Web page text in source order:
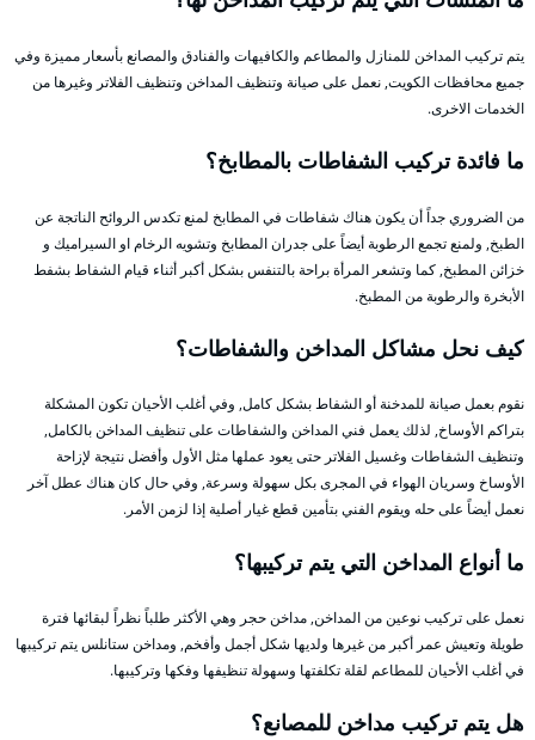
يتم تركيب المداخن للمنازل والمطاعم والكافيهات والفنادق والمصانع بأسعار مميزة وفي
جميع محافظات الكويت, نعمل على صيانة وتنظيف المداخن وتنظيف الفلاتر وغيرها من
الخدمات الاخرى.
ما فائدة تركيب الشفاطات بالمطابخ؟
من الضروري جداً أن يكون هناك شفاطات في المطابخ لمنع تكدس الروائح الناتجة عن
الطبخ, ولمنع تجمع الرطوبة أيضاً على جدران المطابخ وتشويه الرخام او السيراميك و
خزائن المطبخ, كما وتشعر المرأة براحة بالتنفس بشكل أكبر أثناء قيام الشفاط بشفط
الأبخرة والرطوبة من المطبخ.
كيف نحل مشاكل المداخن والشفاطات؟
نقوم بعمل صيانة للمدخنة أو الشفاط بشكل كامل, وفي أغلب الأحيان تكون المشكلة
بتراكم الأوساخ, لذلك يعمل فني المداخن والشفاطات على تنظيف المداخن بالكامل,
وتنظيف الشفاطات وغسيل الفلاتر حتى يعود عملها مثل الأول وأفضل نتيجة لإزاحة
الأوساخ وسريان الهواء في المجرى بكل سهولة وسرعة, وفي حال كان هناك عطل آخر
نعمل أيضاً على حله ويقوم الفني بتأمين قطع غيار أصلية إذا لزمن الأمر.
ما أنواع المداخن التي يتم تركيبها؟
نعمل على تركيب نوعين من المداخن, مداخن حجر وهي الأكثر طلباً نظراً لبقائها فترة
طويلة وتعيش عمر أكبر من غيرها ولديها شكل أجمل وأفخم, ومداخن ستانلس يتم تركيبها
في أغلب الأحيان للمطاعم لقلة تكلفتها وسهولة تنظيفها وفكها وتركيبها.
هل يتم تركيب مداخن للمصانع؟